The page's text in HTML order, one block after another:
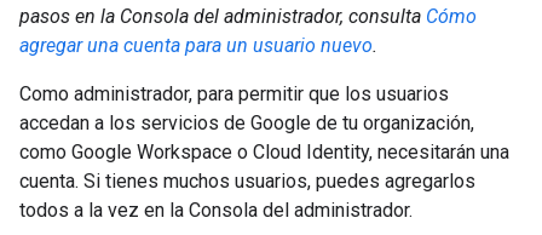
pasos en la Consola del administrador, consulta Cómo
agregar una cuenta para un usuario nuevo.
Como administrador, para permitir que los usuarios
accedan a los servicios de Google de tu organización,
como Google Workspace o Cloud Identity, necesitarán una
cuenta. Si tienes muchos usuarios, puedes agregarlos
todos a la vez en la Consola del administrador.